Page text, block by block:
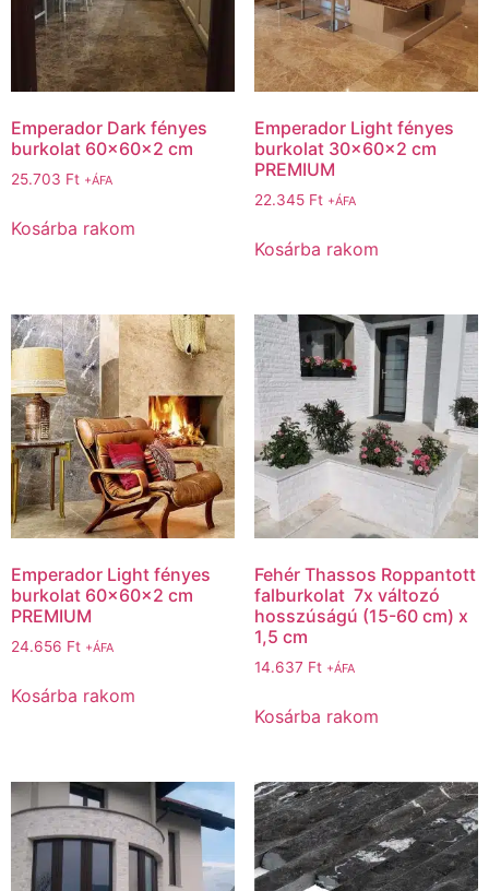
Emperador Dark fényes
burkolat 60x60x2 cm
25.703 Ft +ÁFA
Kosárba rakom
Emperador Light fényes
burkolat 30x60x2 cm
PREMIUM
22.345 Ft +ÁFA
Kosárba rakom
Emperador Light fényes
burkolat 60x60x2 cm
PREMIUM
24.656 Ft +ÁFA
Kosárba rakom
Fehér Thassos Roppantott
falburkolat 7x változó
hosszúságú (15-60 cm) x
1,5 cm
14.637 Ft +ÁFA
Kosárba rakom